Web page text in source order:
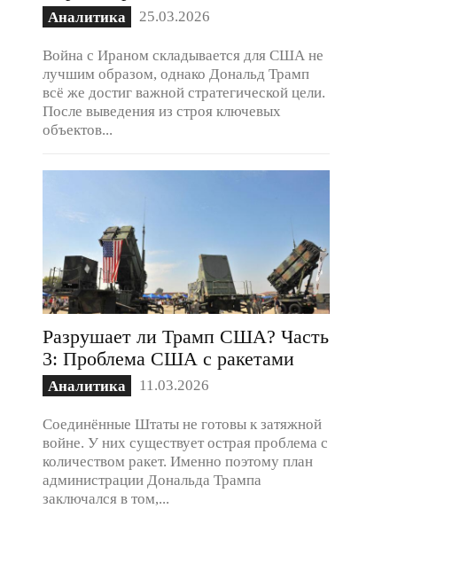
Аналитика 25.03.2026
Война с Ираном складывается для США не
лучшим образом, однако Дональд Трамп
всё же достиг важной стратегической цели.
После выведения из строя ключевых
объектов...
Разрушает ли Трамп США? Часть
3: Проблема США с ракетами
Аналитика 11.03.2026
Соединённые Штаты не готовы к затяжной
войне. У них существует острая проблема с
количеством ракет. Именно поэтому план
администрации Дональда Трампа
заключался в том,...